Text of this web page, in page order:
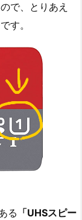
で、とりあえ
す。
る 「UHSスピー